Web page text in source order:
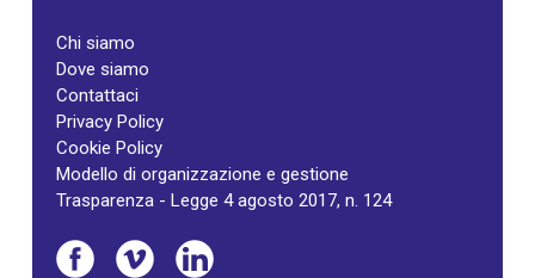
Chi siamo
Dove siamo
Contattaci
Privacy Policy
Cookie Policy
Modello di organizzazione e gestione
Trasparenza - Legge 4 agosto 2017, n. 124